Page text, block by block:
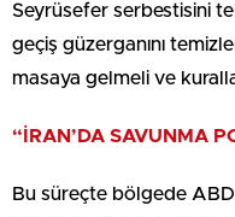
Seyrüsefer serbestisini
geçiş güzerganını
masaya gelmeli ve
“İRAN’DA SAVUNMA
Bu süreçte bölgede ABD